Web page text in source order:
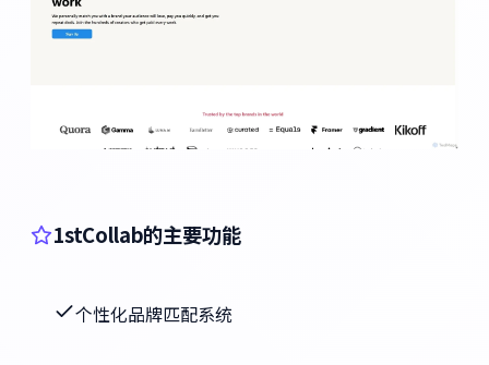
1stCollab的主要功能
个性化品牌匹配系统